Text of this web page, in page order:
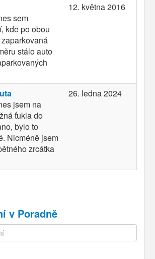
sem
kde po obou
stálo auto
12. května 2016
jsem na
ťukla do
bylo to
Nicméně jsem
zrcátka
26. ledna 2024
v Poradně